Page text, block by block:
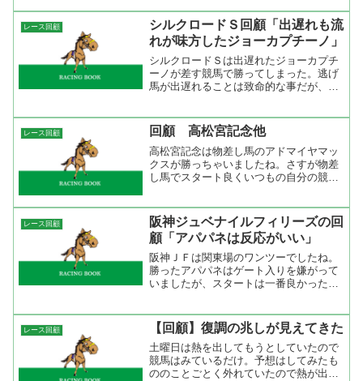
60秒8と馬場を考慮すると平均ペース。
しかし、そこからの...
レース回顧
シルクロードＳ回顧「出遅れも流
れが味方したジョーカプチーノ」
シルクロードＳは出遅れたジョーカプチ
ーノが差す競馬で勝ってしまった。逃げ
馬が出遅れることは致命的な事だが、流
Ｆが３４秒８、後半３Ｆが３３秒４だか
ら、このクラスの流れとし...
レース回顧 回顧 高松宮記念他
高松宮記念は物差し馬のアドマイヤマッ
クスが勝っちゃいましたね。さすが物差
し馬でスタート良くいつもの自分の競馬
で勝ったら相当強いよな～」と思いつつ
見ていたら道中グングン上...
レース回顧
阪神ジュベナイルフィリーズの回
顧「アパパネは反応がいい」
阪神ＪＦは関東場のワンツーでしたね。
勝ったアパパネはゲート入りを嫌がって
いましたが、スタートは一番良かった。
た。それでも、直線の反応は良くてすぐ
に抜け出してきたからね。...
レース回顧 【回顧】復調の兆しが見えてきた
土曜日は熱を出してもうとしていたので
競馬はみているだけ。予想はしてみたも
ののことごとく外れていたので熱が出て